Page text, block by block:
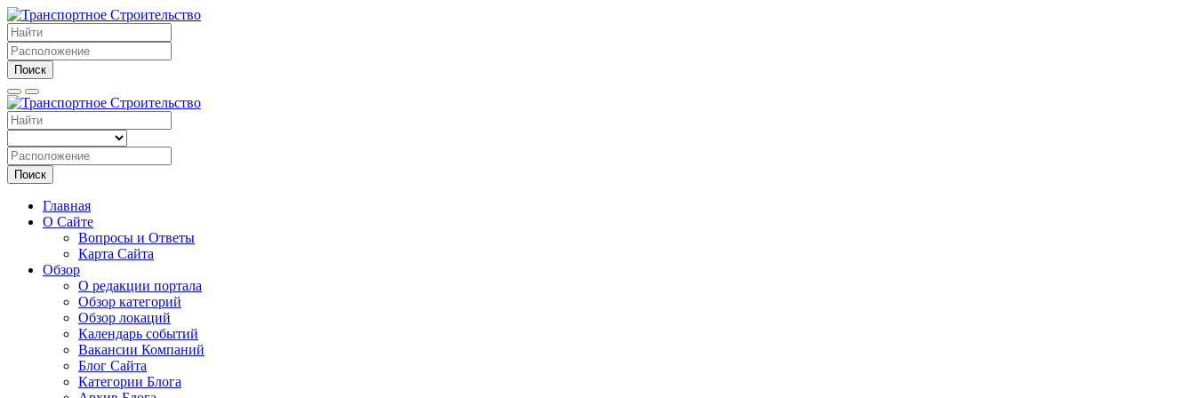
Поиск
Поиск
Главная
О Сайте
Вопросы и Ответы
Карта Сайта
Обзор
О редакции портала
Обзор категорий
Обзор локаций
Календарь событий
Вакансии Компаний
Блог Сайта
Категории Блога